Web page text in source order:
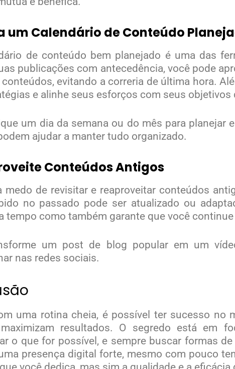
um Calendário de Conteúdo
de conteúdo bem planejado é uma das
publicações com antecedência, você pode
conteúdos, evitando a correria de última hora.
e alinhe seus esforços com seus objetivos
um dia da semana ou do mês para
ajudar a manter tudo organizado.
Conteúdos Antigos
medo de revisitar e reaproveitar conteúdos
no passado pode ser atualizado ou
tempo como também garante que você
um post de blog popular em um
nas redes sociais.
uma rotina cheia, é possível ter sucesso no
resultados. O segredo está em
o que for possível, e sempre buscar formas
presença digital forte, mesmo com pouco